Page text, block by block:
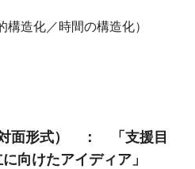
造化／時間の構造化）
面形式） ： 「支援目
向けたアイディア」